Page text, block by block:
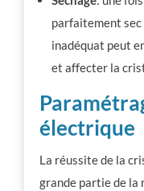
parfaitement sec
inadéquat peut
et affecter la
électrique
La réussite de la
grande partie de la